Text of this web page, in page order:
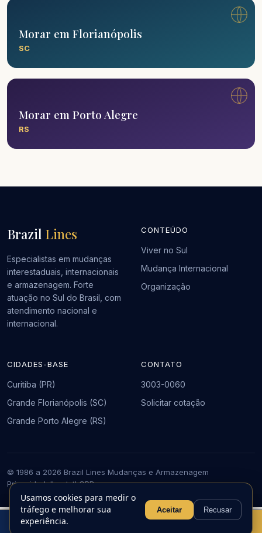
Morar em Florianópolis
SC
Morar em Porto Alegre
RS
Brazil Lines
Especialistas em mudanças
interestaduais, internacionais
e armazenagem. Forte
atuação no Sul do Brasil, com
atendimento nacional e
internacional.
CONTEÚDO
Viver no Sul
Mudança Internacional
Organização
CIDADES-BASE
Curitiba (PR)
Grande Florianópolis (SC)
Grande Porto Alegre (RS)
CONTATO
3003-0060
Solicitar cotação
© 1986 a 2026 Brazil Lines Mudanças e Armazenagem
Privacidadellms.txtLGPD
Usamos cookies para medir o
tráfego e melhorar sua
experiência.
Aceitar Recusar